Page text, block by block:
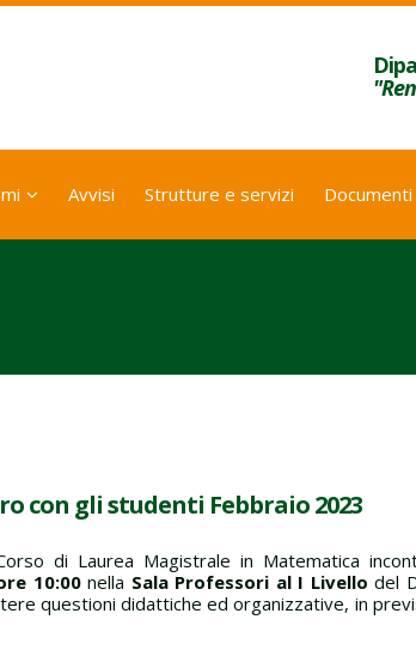
Avvisi Strutture e servizi Documenti
con gli studenti Febbraio 2023
di Laurea Magistrale in Matematica
10:00nella Sala Professori al I Livello del
questioni didattiche ed organizzative, in